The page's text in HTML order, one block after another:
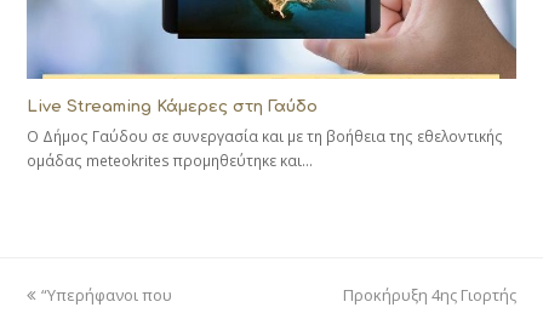
Live Streaming Κάμερες στη Γαύδο
Ο Δήμος Γαύδου σε συνεργασία και με τη βοήθεια της εθελοντικής
ομάδας meteokrites προμηθεύτηκε και…
previous
“Υπερήφανοι που
next
Προκήρυξη 4ης Γιορτής